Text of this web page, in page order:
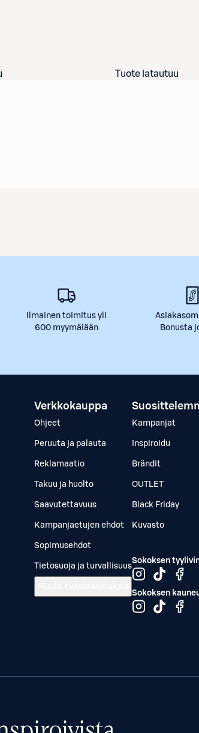
Tuote latautuu
Ilmainen toimitus yli
600 myymälään
Bonusta
Verkkokauppa
Ohjeet
Peruuta ja palauta
Reklamaatio
Takuu ja huolto
Saavutettavuus
Kampanjaetujen ehdot
Sopimusehdot
Tietosuoja ja turvallisuus
Kampanjat
Inspiroidu
Brändit
OUTLET
Black Friday
Kuvasto
Sokoksen
Sokoksen